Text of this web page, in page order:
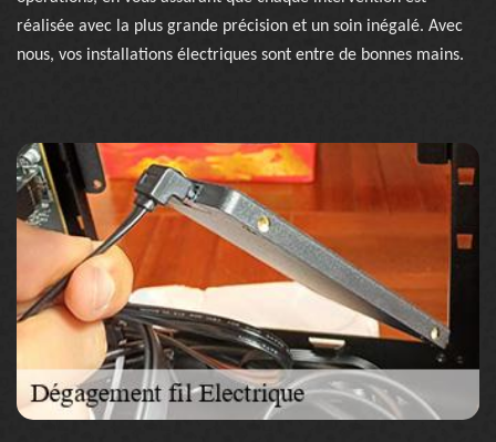
réalisée avec la plus grande précision et un soin inégalé. Avec
nous, vos installations électriques sont entre de bonnes mains.